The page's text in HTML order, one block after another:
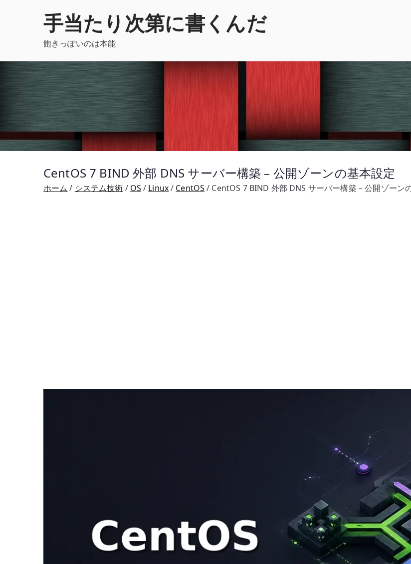
手当たり次第に書くんだ
飽きっぽいのは本能
CentOS 7 BIND 外部 DNS サーバー構築 – 公開ゾーンの基本設定
ホーム システム技術 OS Linux CentOS CentOS 7 BIND 外部 DNS サーバー構築 – 公開ゾーン